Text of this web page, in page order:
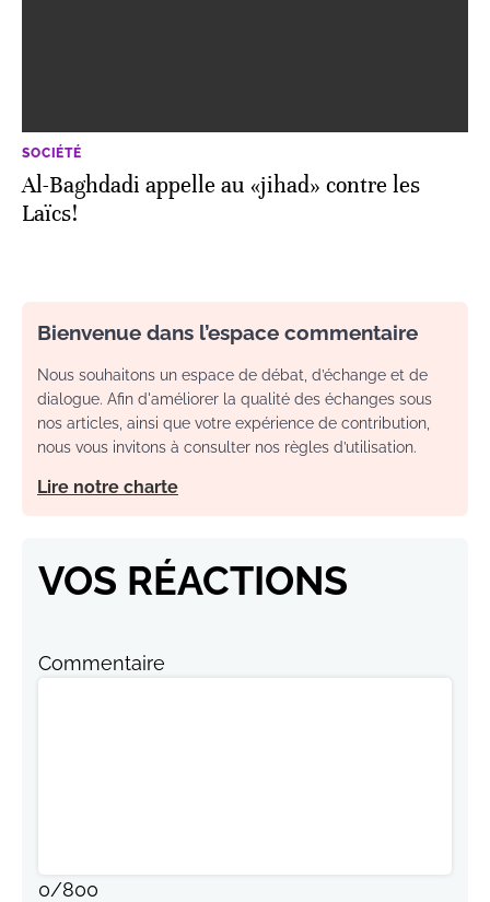
SOCIÉTÉ
Al-Baghdadi appelle au «jihad» contre les
Laïcs!
Bienvenue dans l’espace commentaire
Nous souhaitons un espace de débat, d’échange et de
dialogue. Afin d'améliorer la qualité des échanges sous
nos articles, ainsi que votre expérience de contribution,
nous vous invitons à consulter nos règles d’utilisation.
Lire notre charte
VOS RÉACTIONS
Commentaire
0/800